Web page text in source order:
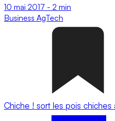
10 mai 2017 - 2 min
Business AgTech
Chiche ! sort les pois chiches